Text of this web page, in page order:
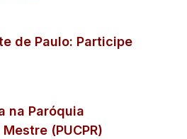
de Paulo: Participe
na Paróquia
(PUCPR)